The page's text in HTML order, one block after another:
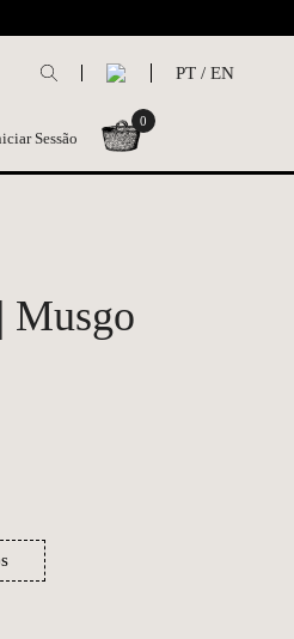
PT / EN
Sessão
0
Musgo